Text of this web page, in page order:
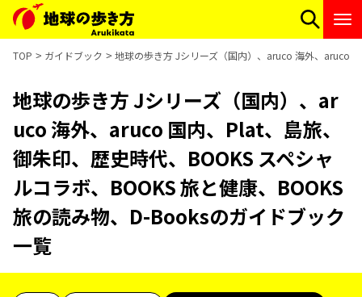
TOP ガイドブック 地球の歩き方 Jシリーズ（国内）、aruco 海外、aruco
地球の歩き方 Jシリーズ（国内）、ar
uco 海外、aruco 国内、Plat、島旅、
御朱印、歴史時代、BOOKS スペシャ
ルコラボ、BOOKS 旅と健康、BOOKS
旅の読み物、D-Booksのガイドブック
一覧